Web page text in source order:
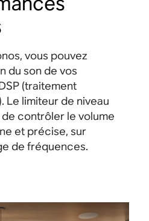
vous pouvez
du son de vos
(traitement
Le limiteur de niveau
contrôler le volume
et précise, sur
de fréquences.